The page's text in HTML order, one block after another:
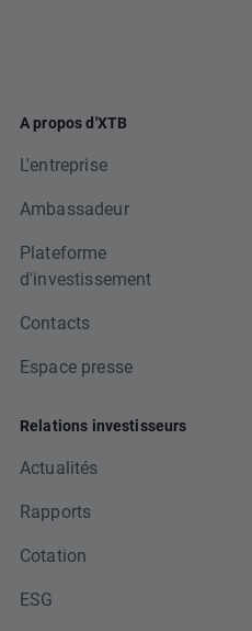
A propos d'XTB
L'entreprise
Ambassadeur
Plateforme
d'investissement
Contacts
Espace presse
Relations investisseurs
Actualités
Rapports
Cotation
ESG